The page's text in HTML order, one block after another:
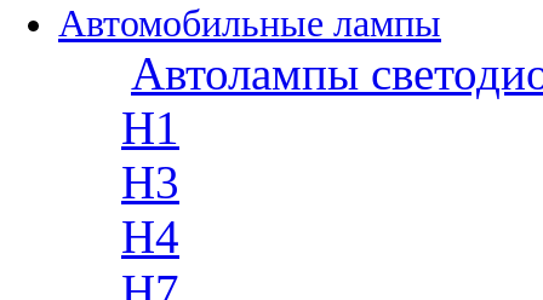
Автомобильные лампы
Автолампы
H1
H3
H4